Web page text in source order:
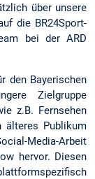
über unsere
die BR24Sport-
bei der ARD
den Bayerischen
Zielgruppe
z.B. Fernsehen
älteres Publikum
Media-Arbeit
hervor. Diesen